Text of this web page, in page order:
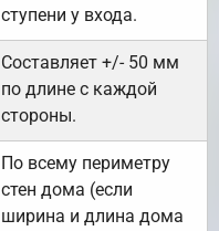
ступени у входа.
Составляет +/- 50 мм
по длине с каждой
стороны.
По всему периметру
стен дома (если
ширина и длина дома